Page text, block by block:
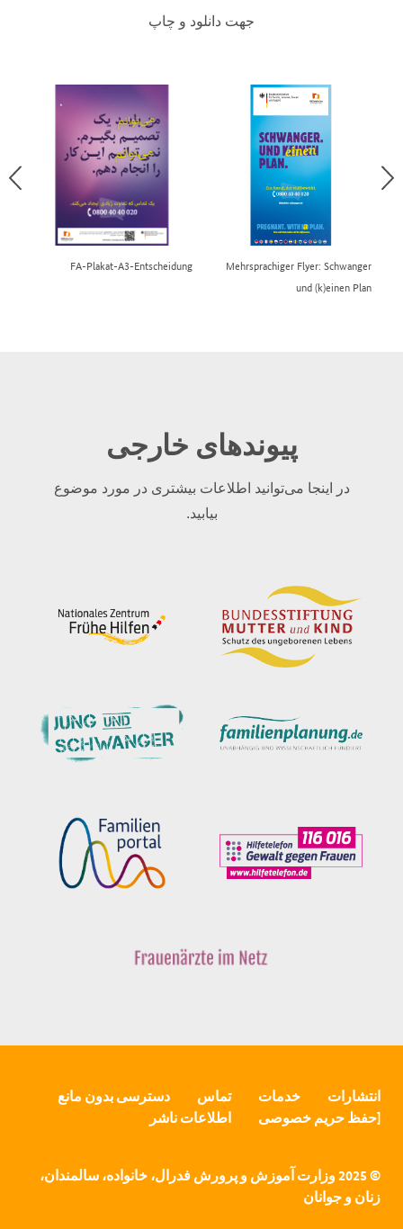
جهت دانلود و چاپ
Mehrsprachiger Flyer: Schwanger
und (k)einen Plan
FA-Plakat-A3-Entscheidung
پیوندهای خارجی
در اینجا می‌توانید اطلاعات بیشتری در مورد موضوع
بیابید.
انتشارات خدمات تماس
دسترسی بدون مانع
[حفظ حریم خصوصی
اطلاعات ناشر
© 2025 وزارت آموزش و پرورش فدرال، خانواده، سالمندان،
زنان و جوانان